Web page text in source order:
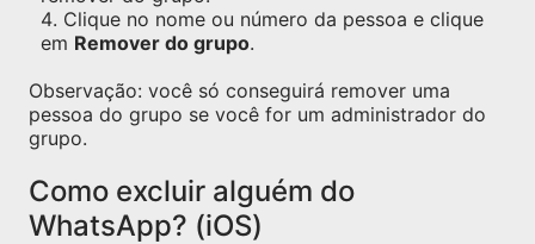
Clique no nome ou número da pessoa e clique
em Remover do grupo.
Observação: você só conseguirá remover uma
pessoa do grupo se você for um administrador do
grupo.
Como excluir alguém do
WhatsApp? (iOS)